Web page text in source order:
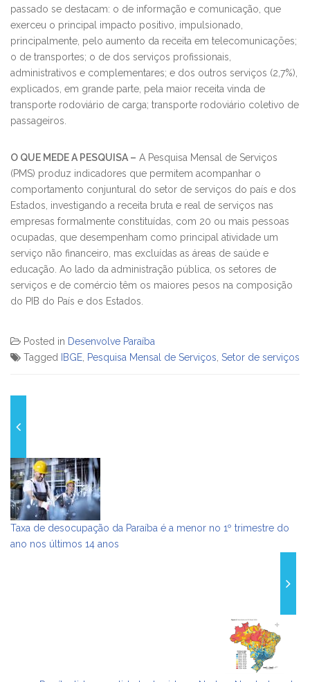
passado se destacam: o de informação e comunicação, que
exerceu o principal impacto positivo, impulsionado,
principalmente, pelo aumento da receita em telecomunicações;
o de transportes; o de dos serviços profissionais,
administrativos e complementares; e dos outros serviços (2,7%),
explicados, em grande parte, pela maior receita vinda de
transporte rodoviário de carga; transporte rodoviário coletivo de
passageiros.
O QUE MEDE A PESQUISA – A Pesquisa Mensal de Serviços
(PMS) produz indicadores que permitem acompanhar o
comportamento conjuntural do setor de serviços do país e dos
Estados, investigando a receita bruta e real de serviços nas
empresas formalmente constituídas, com 20 ou mais pessoas
ocupadas, que desempenham como principal atividade um
serviço não financeiro, mas excluídas as áreas de saúde e
educação. Ao lado da administração pública, os setores de
serviços e de comércio têm os maiores pesos na composição
do PIB do País e dos Estados.
Posted in Desenvolve Paraíba
Tagged IBGE, Pesquisa Mensal de Serviços, Setor de serviços
Taxa de desocupação da Paraíba é a menor no 1º trimestre do
ano nos últimos 14 anos